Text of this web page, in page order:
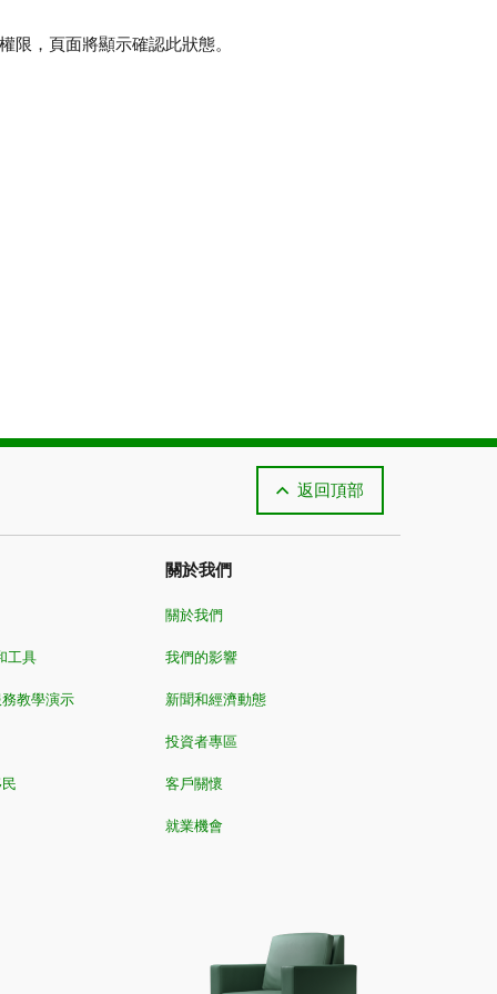
限，頁面將顯示確認此狀態。
返回頂部
工具
教學演示
關於我們
關於我們
我們的影響
新聞和經濟動態
投資者專區
客戶關懷
就業機會